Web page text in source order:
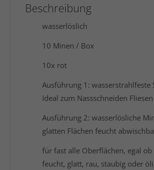
Beschreibung
wasserlöslich
10 Minen / Box
10x rot
Ausführung 1: wasserstrahlfeste
Ideal zum Nassschneiden
Ausführung 2: wasserlösliche
glatten Flächen feucht
für fast alle Oberflächen, egal
feucht, glatt, rau, staubig oder